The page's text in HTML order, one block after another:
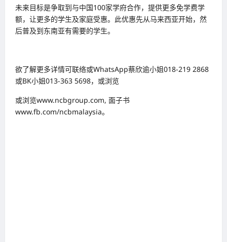
未来目标是争取到与中国100家学府合作，提供更多免学费学
额，让更多的学生及家庭受惠。此优惠先从马来西亚开始，然
后普及到东南亚有需要的学生。
欲了解更多详情可联络或WhatsApp蔡欣逾小姐018-219 2868
或BK小姐013-363 5698，或浏览
或浏览www.ncbgroup.com, 面子书
www.fb.com/ncbmalaysia。